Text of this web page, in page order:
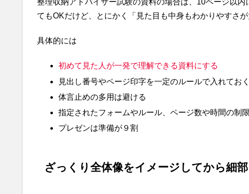
てもOKだけど、とにかく「見た目も中身もわかりやすさが
具体的には
初めて見た人が一発で理解できる資料にする
見出し番号やページ印字を一定のルールで入れておく
体言止めの多用は避ける
指定されたフォームやルール、ページ数や時間の制
プレゼンは準備が９割
ざっくり全体像をイメージしてから細